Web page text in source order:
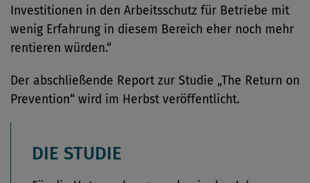
Investitionen in den Arbeitsschutz für Betriebe mit
wenig Erfahrung in diesem Bereich eher noch mehr
rentieren würden.“
Der abschließende Report zur Studie „The Return on
Prevention“ wird im Herbst veröffentlicht.
DIE STUDIE